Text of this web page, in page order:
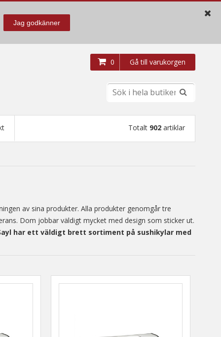
Jag godkänner
Gå till varukorgen
0
Totalt 902 artiklar
av sina produkter. Alla produkter genomgår tre
Dom jobbar väldigt mycket med design som sticker ut.
har ett väldigt brett sortiment på sushikylar med